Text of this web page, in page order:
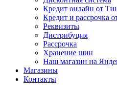
Кредит онлайн от
Кредит и рассрочка
Реквизиты
Дистрибуция
Рассрочка
Хранение шин
Наш магазин на
Магазины
Контакты